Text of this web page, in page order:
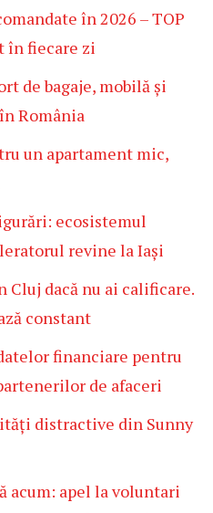
în 2026 – TOP
în fiecare zi
de bagaje, mobilă și
România
un apartament mic,
ecosistemul
revine la Iași
Cluj dacă nu ai calificare.
constant
financiare pentru
de afaceri
distractive din Sunny
acum: apel la voluntari